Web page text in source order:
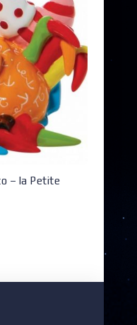
– la Petite